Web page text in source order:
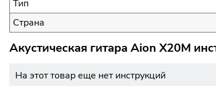
Тип
Страна
Акустическая гитара Aion X20M
На этот товар еще нет инструкций